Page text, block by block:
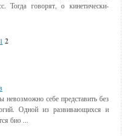
Тогда говорят, о кинетически-
1 2
себе представить без
Одной из развивающихся и
био ...